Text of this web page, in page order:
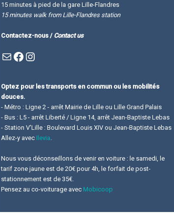
15 minutes à pied de la gare Lille-Flandres
15 minutes walk from Lille-Flandres station
Contactez-nous / Contact us
Mail
Facebook : Festivla des livres d'en hautInstagram
Optez pour les transports en commun ou les mobilités
douces.
- Métro : Ligne 2 - arrêt Mairie de Lille ou Lille Grand Palais
- Bus : L5 - arrêt Liberté / Ligne 14, arrêt Jean-Baptiste Lebas
- Station V'Lille : Boulevard Louis XIV ou Jean-Baptiste Lebas
Allez-y avec Ilevia.
Nous vous déconseillons de venir en voiture : le samedi, le
tarif zone jaune est de 20€ pour 4h, le forfait de post-
stationnement est de 35€.
Pensez au co-voiturage avec Mobicoop